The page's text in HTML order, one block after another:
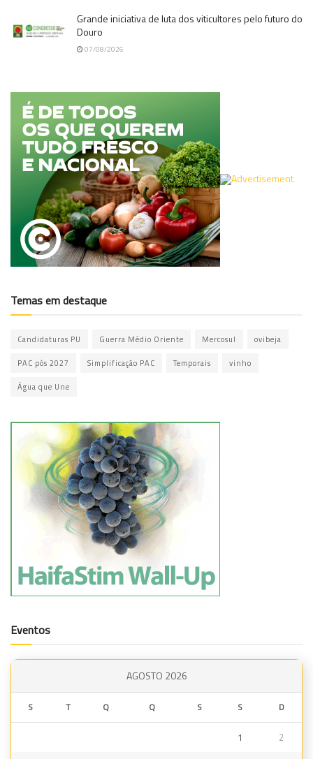
Grande iniciativa de luta dos viticultores pelo futuro do
Douro
07/08/2026
Temas em destaque
Candidaturas PU Guerra Médio Oriente Mercosul ovibeja
PAC pós 2027 Simplificação PAC Temporais vinho
Água que Une
Eventos
AGOSTO 2026
S T Q Q S S D
1 2